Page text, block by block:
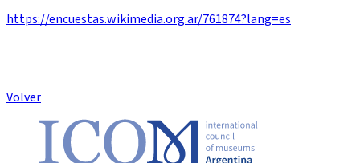
https://encuestas.wikimedia.org.ar/761874?lang=es
Volver